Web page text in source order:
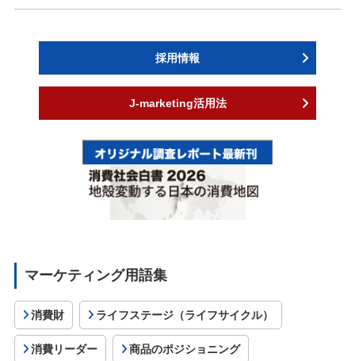
採用情報
J-marketing活用法
マーケティング用語集
消費財 ライフステージ（ライフサイクル）
消費リーダー 商品のポジショニング